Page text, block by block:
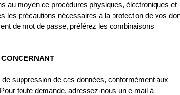
au moyen de procédures physiques, électroniques et
les précautions nécessaires à la protection de vos
de mot de passe, préférez les combinaisons
suppression de ces données, conformément aux
toute demande, adressez-nous un e-mail à